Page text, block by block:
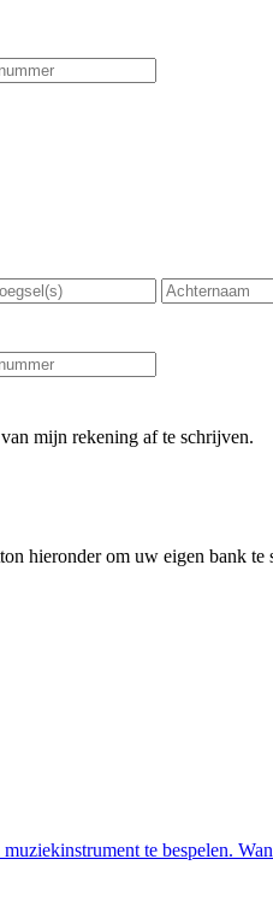
mijn rekening af te schrijven.
hieronder om uw eigen bank te
te bespelen.